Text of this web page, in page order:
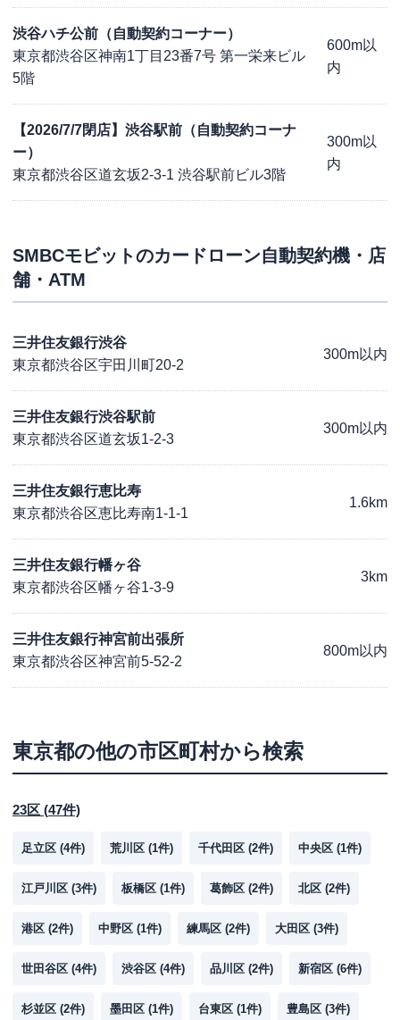
渋谷ハチ公前（自動契約コーナー）
東京都渋谷区神南1丁目23番7号 第一栄来ビル
5階
600m以
内
【2026/7/7閉店】渋谷駅前（自動契約コーナ
ー）
東京都渋谷区道玄坂2-3-1 渋谷駅前ビル3階
300m以
内
SMBCモビットのカードローン自動契約機・店
舗・ATM
三井住友銀行渋谷
東京都渋谷区宇田川町20-2
300m以内
三井住友銀行渋谷駅前
東京都渋谷区道玄坂1-2-3
300m以内
三井住友銀行恵比寿
東京都渋谷区恵比寿南1-1-1
1.6km
三井住友銀行幡ヶ谷
東京都渋谷区幡ヶ谷1-3-9
3km
三井住友銀行神宮前出張所
東京都渋谷区神宮前5-52-2
800m以内
東京都の他の市区町村から検索
23区 (47件)
足立区 (4件) 荒川区 (1件) 千代田区 (2件) 中央区 (1件)
江戸川区 (3件) 板橋区 (1件) 葛飾区 (2件) 北区 (2件)
港区 (2件) 中野区 (1件) 練馬区 (2件) 大田区 (3件)
世田谷区 (4件) 渋谷区 (4件) 品川区 (2件) 新宿区 (6件)
杉並区 (2件) 墨田区 (1件) 台東区 (1件) 豊島区 (3件)